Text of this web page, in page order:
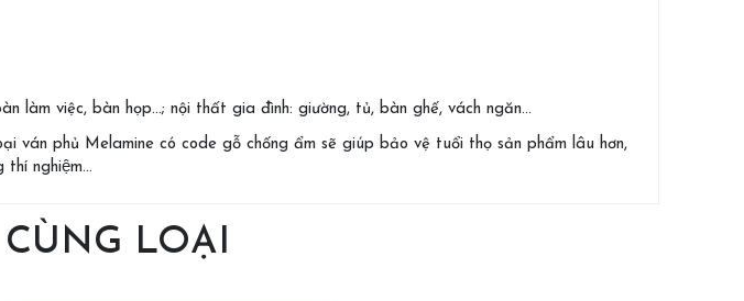
làm việc, bàn họp…; nội thất gia đình: giường, tủ, bàn ghế, vách ngăn…
ván phủ Melamine có code gỗ chống ẩm sẽ giúp bảo vệ tuổi thọ sản phẩm lâu hơn,
thí nghiệm…
LOẠI